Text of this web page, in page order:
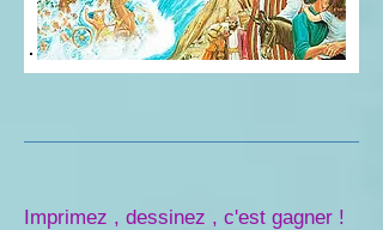
Imprimez , dessinez , c'est gagner !